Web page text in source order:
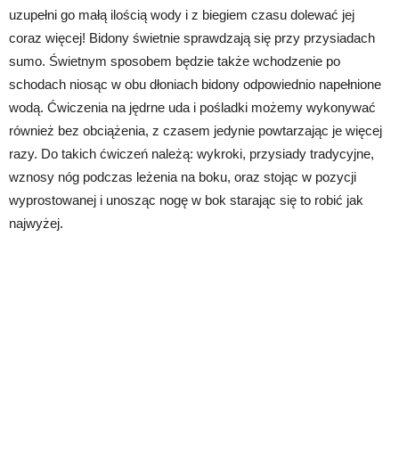
uzupełni go małą ilością wody i z biegiem czasu dolewać jej
coraz więcej! Bidony świetnie sprawdzają się przy przysiadach
sumo. Świetnym sposobem będzie także wchodzenie po
schodach niosąc w obu dłoniach bidony odpowiednio napełnione
wodą. Ćwiczenia na jędrne uda i pośladki możemy wykonywać
również bez obciążenia, z czasem jedynie powtarzając je więcej
razy. Do takich ćwiczeń należą: wykroki, przysiady tradycyjne,
wznosy nóg podczas leżenia na boku, oraz stojąc w pozycji
wyprostowanej i unosząc nogę w bok starając się to robić jak
najwyżej.